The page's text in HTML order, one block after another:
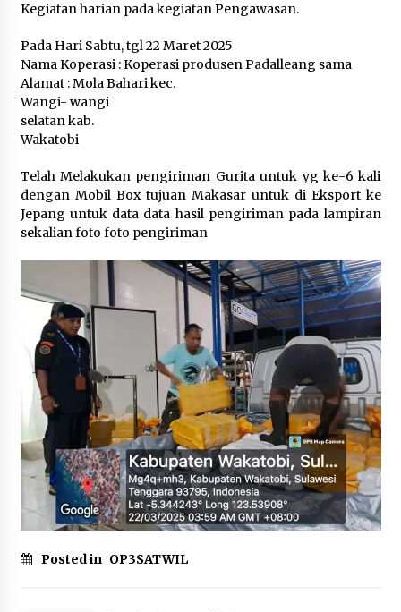
2 months ago
Aksi Damai Serikat Awak Kapal Perikanan
Bersatu dan Srikandi Sakti yang dilaksanakan
di Pangkalan PSDKP Bitung
Ekspose Pengenaan Sanksi Administratif
Bahari 36 yang Diproses Oleh Pangkalan PSDKP
Bitung
3 months ago
Jam Pimpinan Mendengar
3 months ago
Kunjungan Diplomatik dalam Rangka
Strengthening Cooperation on Blue Economy
dilaksanakan di Pangkalan PSDKP Bitung
4 months ago
Selamat Hari Kartini
4 months ago
Daftar Sekarang ….. Jadilah SDM Unggul Untuk
Kemajuan Sektor Kelautan dan Perikanan
4 months ago
Peran Pemerintah Dalam Indikasi Geografis
Kegiatan harian pada kegiatan Pengawasan.
Pada Hari Sabtu, tgl 22 Maret 2025
Nama Koperasi : Koperasi produsen Padalleang sama
Alamat : Mola Bahari kec.
Wangi- wangi
selatan kab.
Wakatobi
Telah Melakukan pengiriman Gurita untuk yg ke-6 kali
dengan Mobil Box tujuan Makasar untuk di Eksport ke
Jepang untuk data data hasil pengiriman pada lampiran
sekalian foto foto pengiriman
Posted in OP3SATWIL